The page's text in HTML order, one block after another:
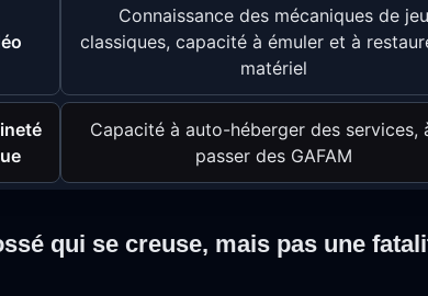
Connaissance des mécaniques de jeu
classiques, capacité à émuler et à
matériel
Capacité à auto-héberger des services,
passer des GAFAM
qui se creuse, mais pas une